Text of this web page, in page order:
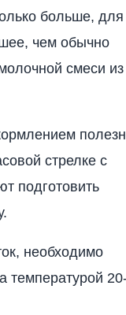
больше, для
чем обычно
смеси из
стрелке с
подготовить
необходимо
температурой